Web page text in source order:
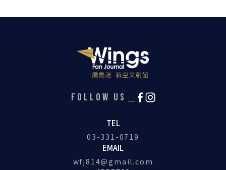
TEL
03-331-0719
EMAIL
wfj814@gmail.com
FOLLOW US